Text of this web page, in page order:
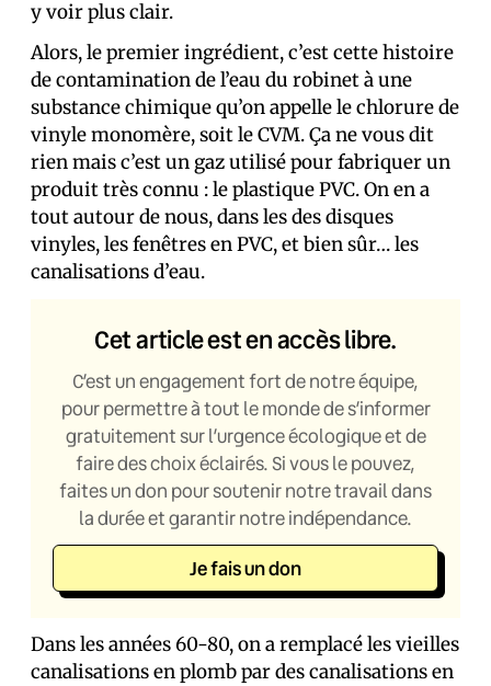
y voir plus clair.
Alors, le premier ingrédient, c’est cette histoire
de contamination de l’eau du robinet à une
substance chimique qu’on appelle le chlorure de
vinyle monomère, soit le CVM. Ça ne vous dit
rien mais c’est un gaz utilisé pour fabriquer un
produit très connu : le plastique PVC. On en a
tout autour de nous, dans les des disques
vinyles, les fenêtres en PVC, et bien sûr… les
canalisations d’eau.
Cet article est en accès libre.
C’est un engagement fort de notre équipe,
pour permettre à tout le monde de s’informer
gratuitement sur l’urgence écologique et de
faire des choix éclairés. Si vous le pouvez,
faites un don pour soutenir notre travail dans
la durée et garantir notre indépendance.
Je fais un don
Dans les années 60-80, on a remplacé les vieilles
canalisations en plomb par des canalisations en